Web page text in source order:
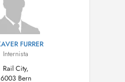
FURRER
Internista
Rail City,
6003 Bern